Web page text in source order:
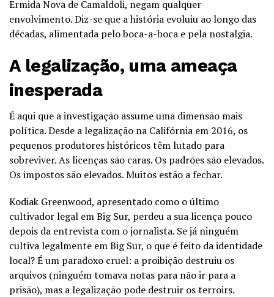
Ermida Nova de Camaldoli, negam qualquer
envolvimento. Diz-se que a história evoluiu ao longo das
décadas, alimentada pelo boca-a-boca e pela nostalgia.
A legalização, uma ameaça
inesperada
É aqui que a investigação assume uma dimensão mais
política. Desde a legalização na Califórnia em 2016, os
pequenos produtores históricos têm lutado para
sobreviver. As licenças são caras. Os padrões são elevados.
Os impostos são elevados. Muitos estão a fechar.
Kodiak Greenwood, apresentado como o último
cultivador legal em Big Sur, perdeu a sua licença pouco
depois da entrevista com o jornalista. Se já ninguém
cultiva legalmente em Big Sur, o que é feito da identidade
local? É um paradoxo cruel: a proibição destruiu os
arquivos (ninguém tomava notas para não ir para a
prisão), mas a legalização pode destruir os terroirs.